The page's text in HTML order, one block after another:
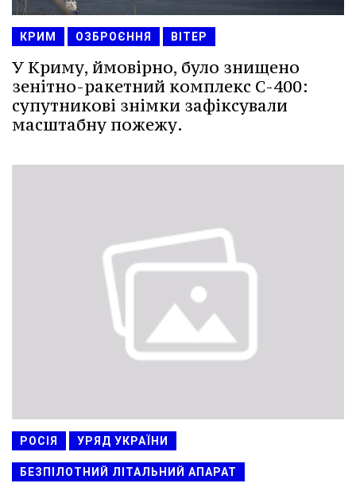
КРИМ ОЗБРОЄННЯ ВІТЕР
У Криму, ймовірно, було знищено
зенітно-ракетний комплекс С-400:
супутникові знімки зафіксували
масштабну пожежу.
РОСІЯ УРЯД УКРАЇНИ
БЕЗПІЛОТНИЙ ЛІТАЛЬНИЙ АПАРАТ